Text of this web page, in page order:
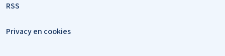
RSS
Privacy en cookies